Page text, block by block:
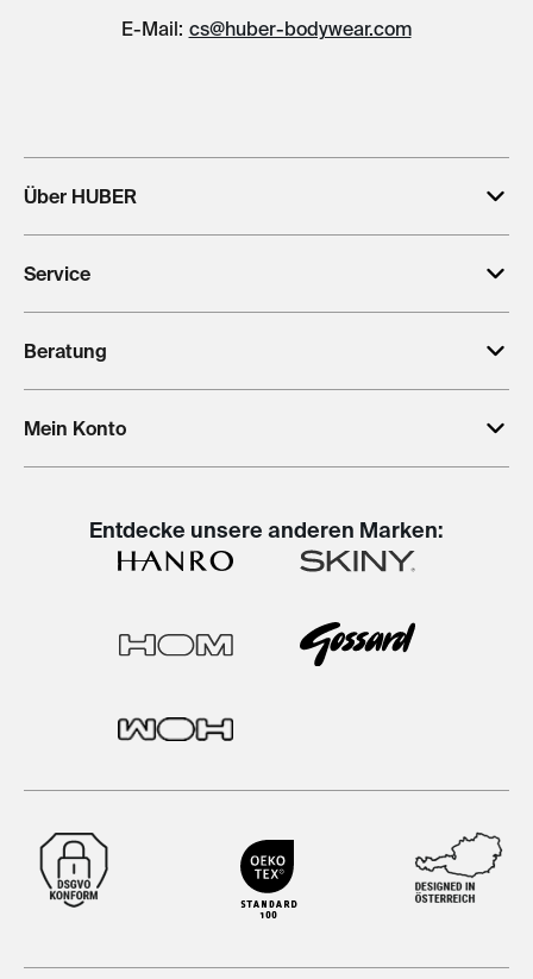
E-Mail: cs@huber-bodywear.com
Über HUBER
Service
Beratung
Mein Konto
Entdecke unsere anderen Marken: